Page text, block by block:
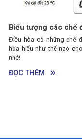
Biểu tượng các chế
Điều hòa có những chế
hòa hiểu như thế nào
nhé!
ĐỌC THÊM